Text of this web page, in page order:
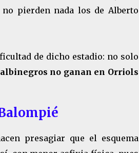
pierden nada los de Alberto
de dicho estadio: no solo
no ganan en Orriols
presagiar que el esquema